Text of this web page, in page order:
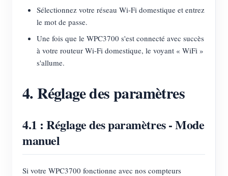
Sélectionnez votre réseau Wi-Fi domestique et entrez
le mot de passe.
Une fois que le WPC3700 s'est connecté avec succès
à votre routeur Wi-Fi domestique, le voyant « WiFi »
s'allume.
4. Réglage des paramètres
4.1 : Réglage des paramètres - Mode
manuel
Si votre WPC3700 fonctionne avec nos compteurs